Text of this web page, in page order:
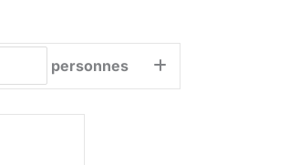
personnes